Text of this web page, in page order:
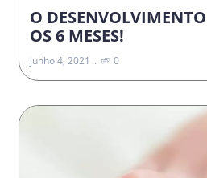
O
OS 6 MESES!
junho 4, 2021 0